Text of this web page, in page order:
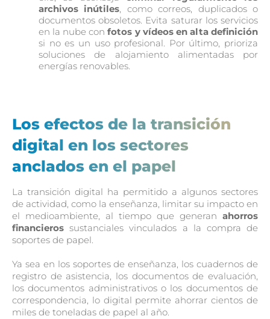
archivos inútiles , como correos, duplicados o
documentos obsoletos. Evita saturar los servicios
en la nube confotos y vídeos en alta definición
si no es un uso profesional. Por último, prioriza
soluciones de alojamiento alimentadas por
energías renovables.
Los efectos de la transición
digital en los sectores
anclados en el papel
La transición digital ha permitido a algunos sectores
de actividad, como la enseñanza, limitar su impacto en
el medioambiente, al tiempo que generan ahorros
financieros sustanciales vinculados a la compra de
soportes de papel.
Ya sea en los soportes de enseñanza, los cuadernos de
registro de asistencia, los documentos de evaluación,
los documentos administrativos o los documentos de
correspondencia, lo digital permite ahorrar cientos de
miles de toneladas de papel al año.